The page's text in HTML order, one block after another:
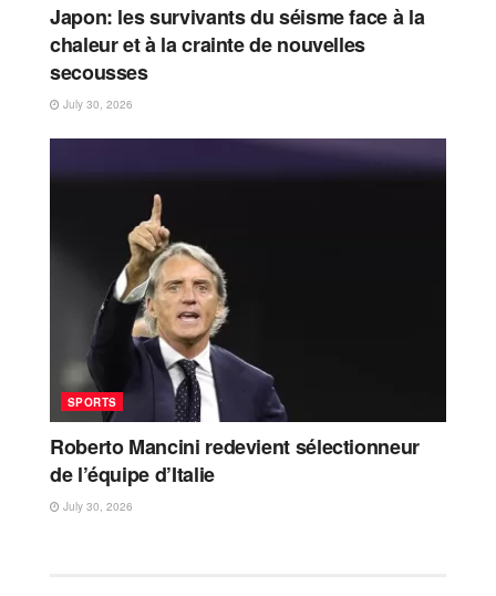
Japon: les survivants du séisme face à la
chaleur et à la crainte de nouvelles
secousses
July 30, 2026
SPORTS
Roberto Mancini redevient sélectionneur
de l’équipe d’Italie
July 30, 2026